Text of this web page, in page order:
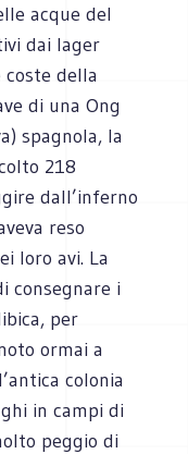
acque del
dai lager
della
di una Ong
spagnola, la
218
dall’inferno
reso
loro avi. La
consegnare i
per
ormai a
colonia
in campi di
peggio di